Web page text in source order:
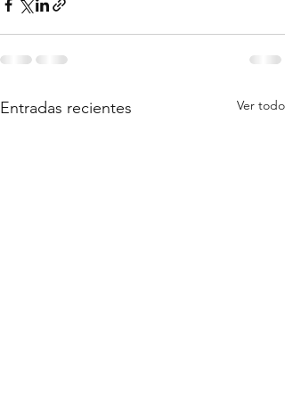
Entradas recientes Ver todo